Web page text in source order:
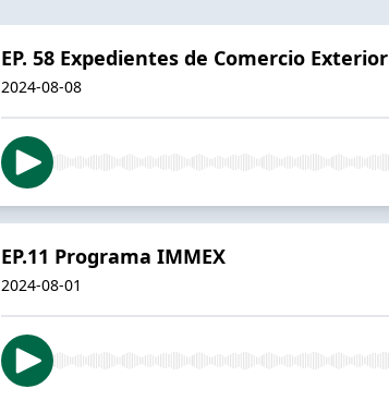
EP. 58 Expedientes de Comercio Exterior
2024-08-08
EP.11 Programa IMMEX
2024-08-01